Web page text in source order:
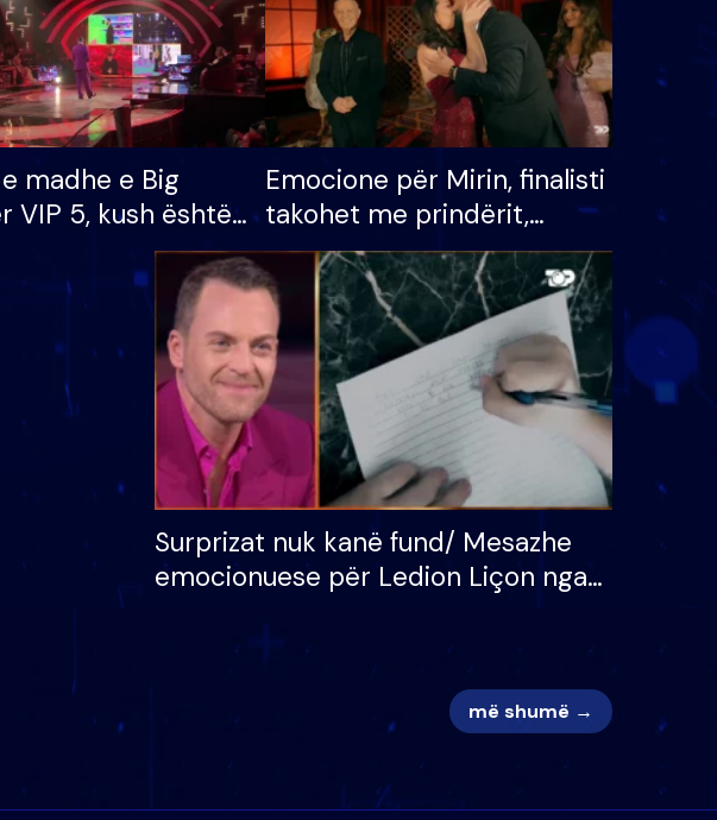
madhe e Big
VIP 5, kush është
i parë që lë shtëpinë
mundësinë për
çmimin e madh
Emocione për Mirin, finalisti
takohet me prindërit,
vajzën dhe bashkëshorten:
S’kemi ndonjë letër divorci
apo jo?
Surprizat nuk kanë fund/ Mesazhe
emocionuese për Ledion Liçon nga
më shumë →